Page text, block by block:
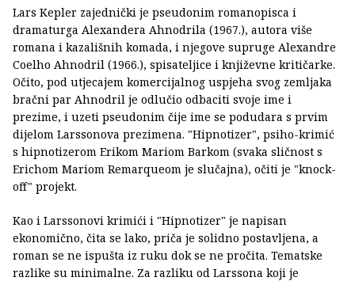
Lars Kepler zajednički je pseudonim romanopisca i
dramaturga Alexandera Ahnodrila (1967.), autora više
romana i kazališnih komada, i njegove supruge Alexandre
Coelho Ahnodril (1966.), spisateljice i književne kritičarke.
Očito, pod utjecajem komercijalnog uspjeha svog zemljaka
bračni par Ahnodril je odlučio odbaciti svoje ime i
prezime, i uzeti pseudonim čije ime se podudara s prvim
dijelom Larssonova prezimena. "Hipnotizer", psiho-krimić
s hipnotizerom Erikom Mariom Barkom (svaka sličnost s
Erichom Mariom Remarqueom je slučajna), očiti je "knock-
off" projekt.
Kao i Larssonovi krimići i "Hipnotizer" je napisan
ekonomično, čita se lako, priča je solidno postavljena, a
roman se ne ispušta iz ruku dok se ne pročita. Tematske
razlike su minimalne. Za razliku od Larssona koji je